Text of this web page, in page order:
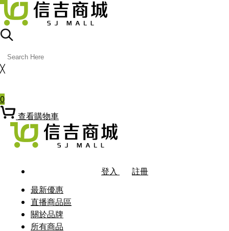
╳
0
查看購物車
登入
註冊
最新優惠
直播商品區
關於品牌
所有商品